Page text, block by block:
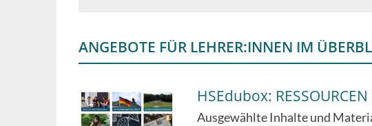
ANGEBOTE FÜR LEHRER:INNEN IM
HSEdubox:
Ausgewählte Inhalte und